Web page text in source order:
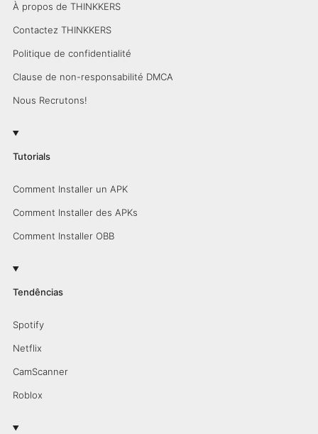
À propos de THINKKERS
Contactez THINKKERS
Politique de confidentialité
Clause de non-responsabilité DMCA
Nous Recrutons!
Tutorials
Comment Installer un APK
Comment Installer des APKs
Comment Installer OBB
Tendências
Spotify
Netflix
CamScanner
Roblox